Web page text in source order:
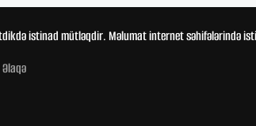
istinad mütləqdir. Məlumat internet səhifələrində
Əlaqə